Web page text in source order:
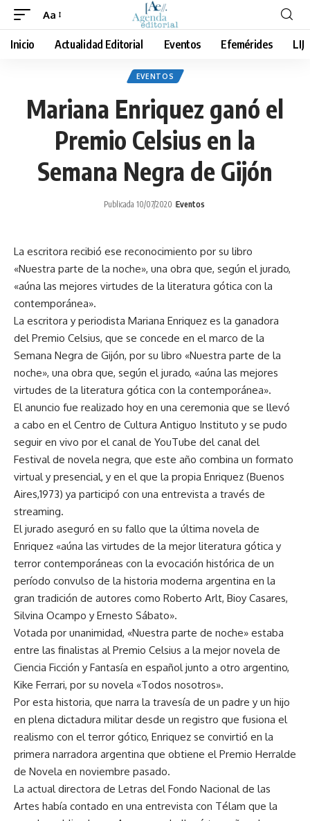
Cambiar
tamaño
Aa
Inicio Actualidad Editorial Eventos Efemérides LIJ
EVENTOS
Mariana Enriquez ganó el
Premio Celsius en la
Semana Negra de Gijón
Publicada 10/07/2020 Eventos
La escritora recibió ese reconocimiento por su libro
«Nuestra parte de la noche», una obra que, según el jurado,
«aúna las mejores virtudes de la literatura gótica con la
contemporánea».
La escritora y periodista Mariana Enriquez es la ganadora
del Premio Celsius, que se concede en el marco de la
Semana Negra de Gijón, por su libro «Nuestra parte de la
noche», una obra que, según el jurado, «aúna las mejores
virtudes de la literatura gótica con la contemporánea».
El anuncio fue realizado hoy en una ceremonia que se llevó
a cabo en el Centro de Cultura Antiguo Instituto y se pudo
seguir en vivo por el canal de YouTube del canal del
Festival de novela negra, que este año combina un formato
virtual y presencial, y en el que la propia Enriquez (Buenos
Aires,1973) ya participó con una entrevista a través de
streaming.
El jurado aseguró en su fallo que la última novela de
Enriquez «aúna las virtudes de la mejor literatura gótica y
terror contemporáneas con la evocación histórica de un
período convulso de la historia moderna argentina en la
gran tradición de autores como Roberto Arlt, Bioy Casares,
Silvina Ocampo y Ernesto Sábato».
Votada por unanimidad, «Nuestra parte de noche» estaba
entre las finalistas al Premio Celsius a la mejor novela de
Ciencia Ficción y Fantasía en español junto a otro argentino,
Kike Ferrari, por su novela «Todos nosotros».
Por esta historia, que narra la travesía de un padre y un hijo
en plena dictadura militar desde un registro que fusiona el
realismo con el terror gótico, Enriquez se convirtió en la
primera narradora argentina que obtiene el Premio Herralde
de Novela en noviembre pasado.
La actual directora de Letras del Fondo Nacional de las
Artes había contado en una entrevista con Télam que la